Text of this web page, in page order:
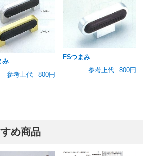
み
参考上代
800円
FSつまみ
参考上代
800円
め商品